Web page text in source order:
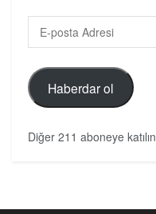
Haberdar ol
Diğer 211 aboneye katılın